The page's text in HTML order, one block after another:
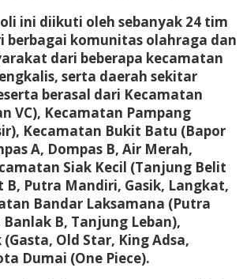
ini diikuti oleh sebanyak 24 tim
berbagai komunitas olahraga dan
dari beberapa kecamatan
serta daerah sekitar
berasal dari Kecamatan
VC), Kecamatan Pampang
Kecamatan Bukit Batu (Bapor
A, Dompas B, Air Merah,
Siak Kecil (Tanjung Belit
B, Putra Mandiri, Gasik, Langkat,
Bandar Laksamana (Putra
B, Tanjung Leban),
Old Star, King Adsa,
Dumai (One Piece).